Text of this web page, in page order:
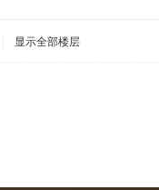
显示全部楼层